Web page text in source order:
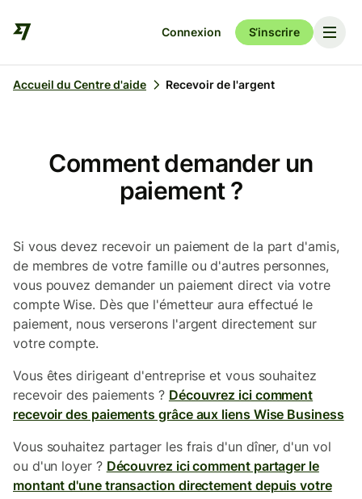
Connexion S’inscrire
Accueil du Centre d'aide Recevoir de l'argent
Comment demander un
paiement ?
Si vous devez recevoir un paiement de la part d'amis,
de membres de votre famille ou d'autres personnes,
vous pouvez demander un paiement direct via votre
compte Wise. Dès que l'émetteur aura effectué le
paiement, nous verserons l'argent directement sur
votre compte.
Vous êtes dirigeant d'entreprise et vous souhaitez
recevoir des paiements ? Découvrez ici comment
recevoir des paiements grâce aux liens Wise Business
Vous souhaitez partager les frais d'un dîner, d'un vol
ou d'un loyer ? Découvrez ici comment partager le
montant d'une transaction directement depuis votre